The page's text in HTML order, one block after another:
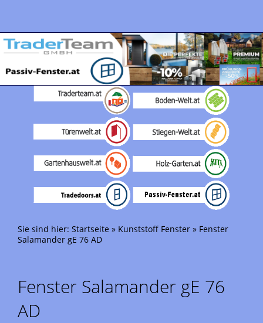
Sie sind hier: Startseite » Kunststoff Fenster » Fenster
Salamander gE 76 AD
Fenster Salamander gE 76
AD